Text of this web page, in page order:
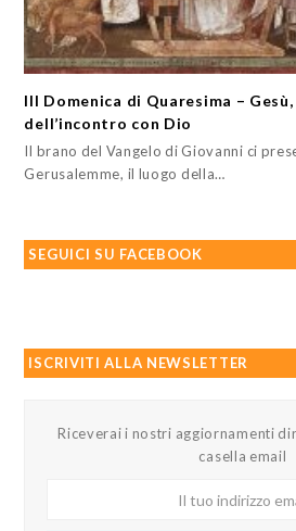
III Domenica di Quaresima –
dell’incontro con Dio
Il brano del Vangelo di Giovanni ci
Gerusalemme, il luogo della…
SEGUICI SU FACEBOOK
ISCRIVITI ALLA NEWSLETTER
Riceverai i nostri aggiornamenti
casella email